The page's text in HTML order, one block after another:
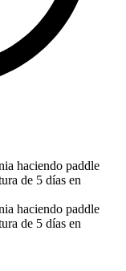
haciendo paddle
de 5 días en
haciendo paddle
de 5 días en